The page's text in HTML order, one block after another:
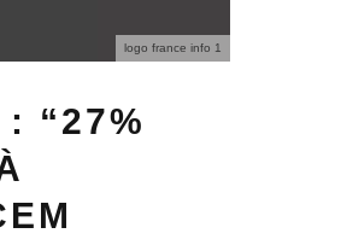
logo france info 1
: “27%